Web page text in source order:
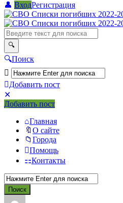
ВходРегистрация
СВО
Списки
погибших
2022-
2026,
Новости
СВО
Поиск
Добавить пост
Мобильное
меню
Добавить пост
Главная
О сайте
Города
Помощь
Контакты